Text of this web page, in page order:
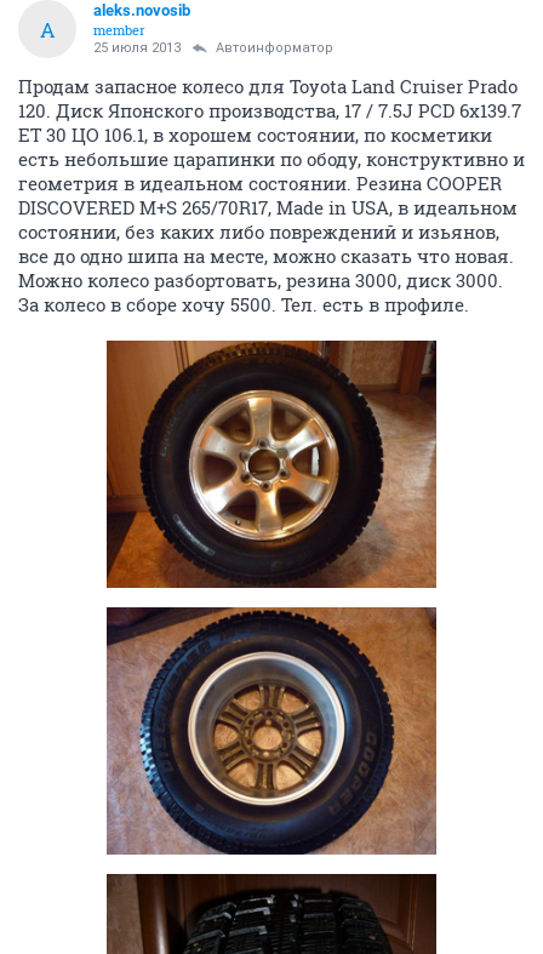
A
aleks.novosib
member
25 июля 2013 Автоинформатор
Продам запасное колесо для Toyota Land Cruiser Prado
120. Диск Японского производства, 17 / 7.5J PCD 6x139.7
ET 30 ЦО 106.1, в хорошем состоянии, по косметики
есть небольшие царапинки по ободу, конструктивно и
геометрия в идеальном состоянии. Резина COOPER
DISCOVERED M+S 265/70R17, Made in USA, в идеальном
состоянии, без каких либо повреждений и изьянов,
все до одно шипа на месте, можно сказать что новая.
Можно колесо разбортовать, резина 3000, диск 3000.
За колесо в сборе хочу 5500. Тел. есть в профиле.